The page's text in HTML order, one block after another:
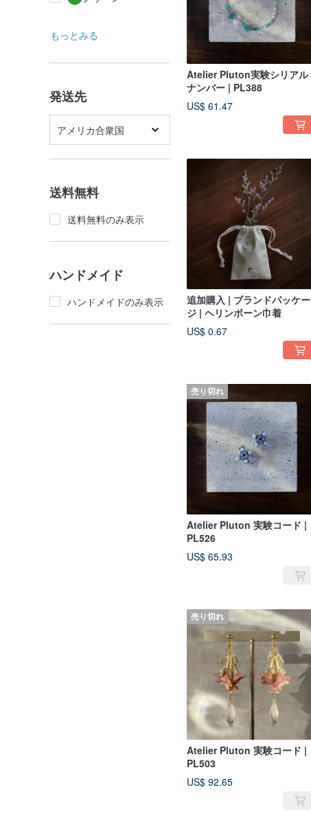
もっとみる
発送先
アメリカ合衆国
送料無料
送料無料のみ表示
ハンドメイド
ハンドメイドのみ表示
Atelier Pluton実験シリアル
ナンバー | PL388
US$ 61.47
追加購入 | ブランドパッケー
ジ | ヘリンボーン巾着
US$ 0.67
売り切れ
Atelier Pluton 実験コード |
PL526
US$ 65.93
売り切れ
Atelier Pluton 実験コード |
PL503
US$ 92.65